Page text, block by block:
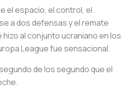
el espacio, el control, el
a dos defensas y el remate
hizo al conjunto ucraniano en los
League fue sensacional.
de los segundo que el